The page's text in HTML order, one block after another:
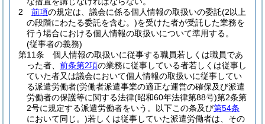
2
前項の規定は、議会に係る個人情報の取扱いの委託(2以上
の段階にわたる委託を含む。)を受けた者が受託した業務を
行う場合における個人情報の取扱いについて準用する。
(従事者の義務)
第11条
個人情報の取扱いに従事する職員若しくは職員であ
った者、 前条第2項の業務に従事している者若しくは従事し
ていた者又は議会において個人情報の取扱いに従事してい
る派遣労働者(労働者派遣事業の適正な運営の確保及び派遣
労働者の保護等に関する法律(昭和60年法律第88号)第2条第
2号に規定する派遣労働者をいう。以下この条及び第54条
において同じ。)若しくは従事していた派遣労働者は、その